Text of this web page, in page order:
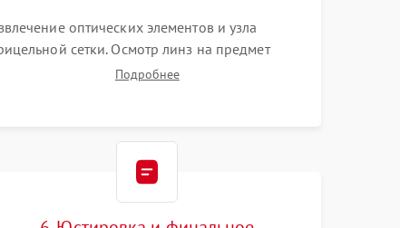
оптических элементов и узла
сетки. Осмотр линз на предмет
просветляющего покрытия или
Подробнее